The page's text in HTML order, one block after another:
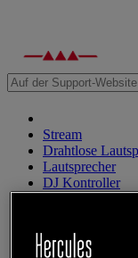
Stream
Drahtlose
Lautsprecher
DJ Kontroller
DJ Kopfhörer
Legacy produkte
Webcams